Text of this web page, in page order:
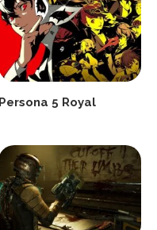
Persona 5 Royal